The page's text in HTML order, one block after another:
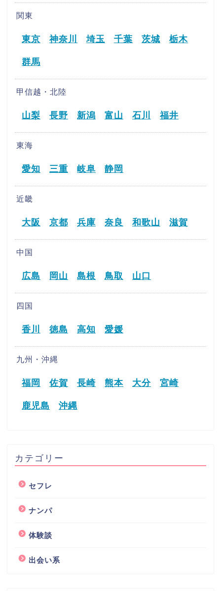
関東
東京 神奈川 埼玉 千葉 茨城 栃木
群馬
甲信越・北陸
山梨 長野 新潟 富山 石川 福井
東海
愛知 三重 岐阜 静岡
近畿
大阪 京都 兵庫 奈良 和歌山 滋賀
中国
広島 岡山 島根 鳥取 山口
四国
香川 徳島 高知 愛媛
九州・沖縄
福岡 佐賀 長崎 熊本 大分 宮崎
鹿児島 沖縄
カテゴリー
セフレ
ナンパ
体験談
出会い系